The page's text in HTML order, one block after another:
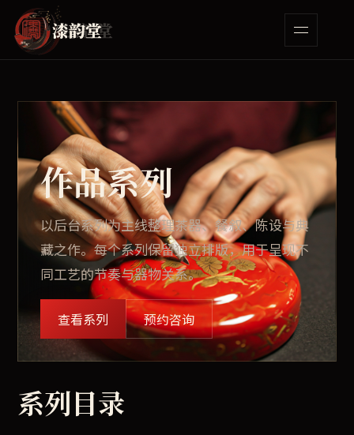
漆韵堂
作品系列
以后台系列为主线整理茶器、餐叙、陈设与典
藏之作。每个系列保留独立排版，用于呈现不
同工艺的节奏与器物关系。
查看系列 预约咨询
系列目录
漆韵堂